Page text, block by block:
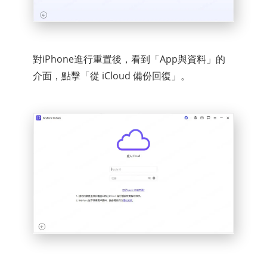
對iPhone進行重置後，看到「App與資料」的
介面，點擊「從 iCloud 備份回復」。